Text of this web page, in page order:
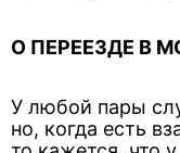
О ПЕРЕЕЗДЕ В
У любой пары
но, когда есть